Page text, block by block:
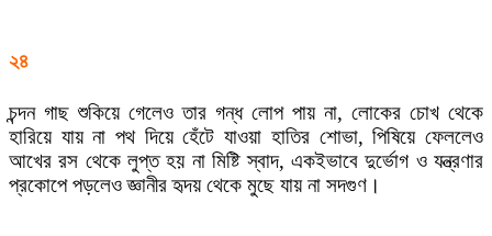
২৪
চন্দন গাছ শুকিয়ে গেলেও তার গন্ধ লোপ পায় না, লোকের চোখ থেকে
হারিয়ে যায় না পথ দিয়ে হেঁটে যাওয়া হাতির শোভা, পিষিয়ে ফেললেও
আখের রস থেকে লুপ্ত হয় না মিষ্টি স্বাদ, একইভাবে দুর্ভোগ ও যন্ত্রণার
প্রকোপে পড়লেও জ্ঞানীর হৃদয় থেকে মুছে যায় না সদগুণ।